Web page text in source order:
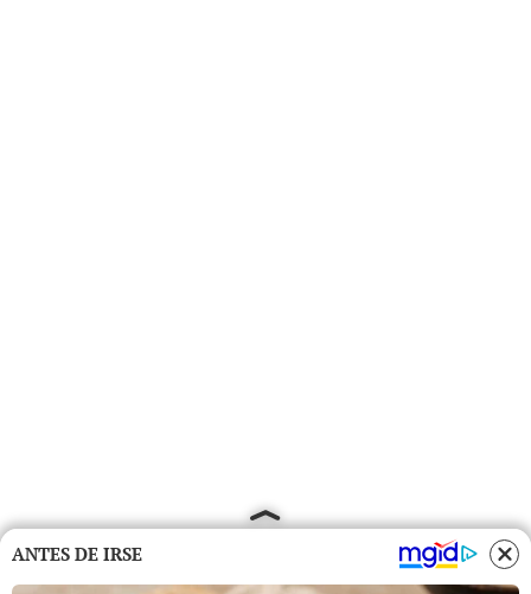
ANTES DE IRSE